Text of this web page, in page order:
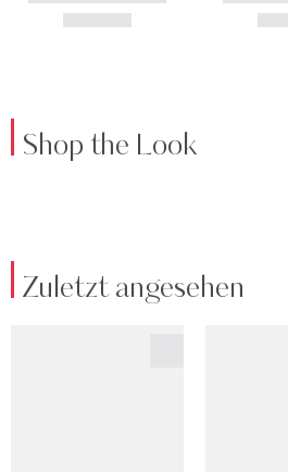
Shop the Look
Zuletzt angesehen